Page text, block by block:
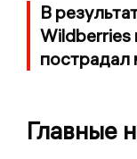
В
Wildberries
пострадал
Главные